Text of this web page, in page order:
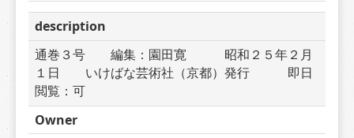
description
通巻３号　　編集：園田寛　　　昭和２５年２月
１日　　いけばな芸術社（京都）発行　　　即日
閲覧：可
Owner